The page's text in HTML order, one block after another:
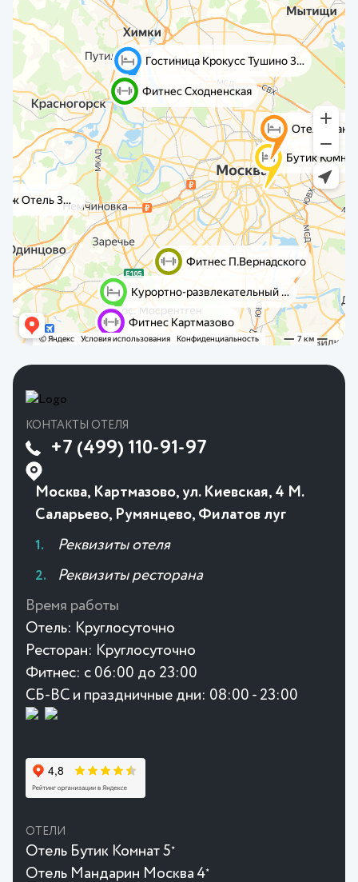
КОНТАКТЫ ОТЕЛЯ
+7 (499) 110-91-97
Москва, Картмазово, ул. Киевская, 4 М.
Саларьево, Румянцево, Филатов луг
Реквизиты отеля
Реквизиты ресторана
Время работы
Отель: Круглосуточно
Ресторан: Круглосуточно
Фитнес: с 06:00 до 23:00
СБ-ВС и праздничные дни: 08:00 - 23:00
ОТЕЛИ
Отель Бутик Комнат 5★
Отель Мандарин Москва 4★